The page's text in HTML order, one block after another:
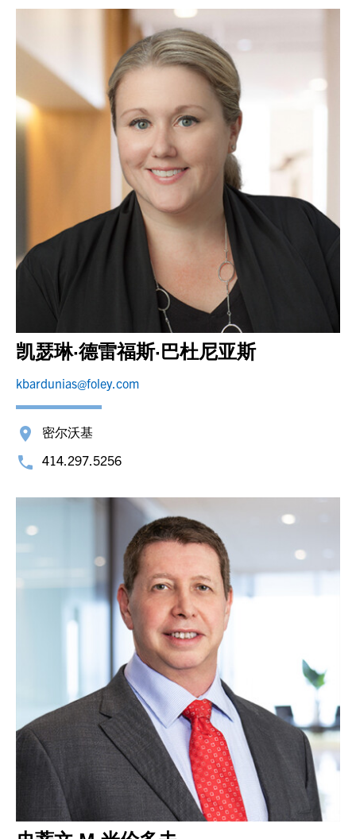
凯瑟琳·德雷福斯·巴杜尼亚斯
kbardunias@foley.com
密尔沃基
414.297.5256